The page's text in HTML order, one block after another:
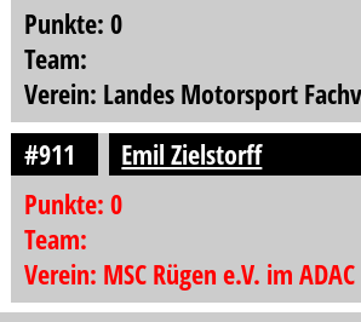
Punkte: 0
Team:
Verein: Landes Motorsport
#911
Emil Zielstorff
Punkte: 0
Team:
Verein: MSC Rügen e.V. im